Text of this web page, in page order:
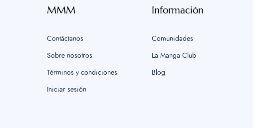
MMM
Contáctanos
Sobre nosotros
Términos y condiciones
Iniciar sesión
Información
Comunidades
La Manga Club
Blog